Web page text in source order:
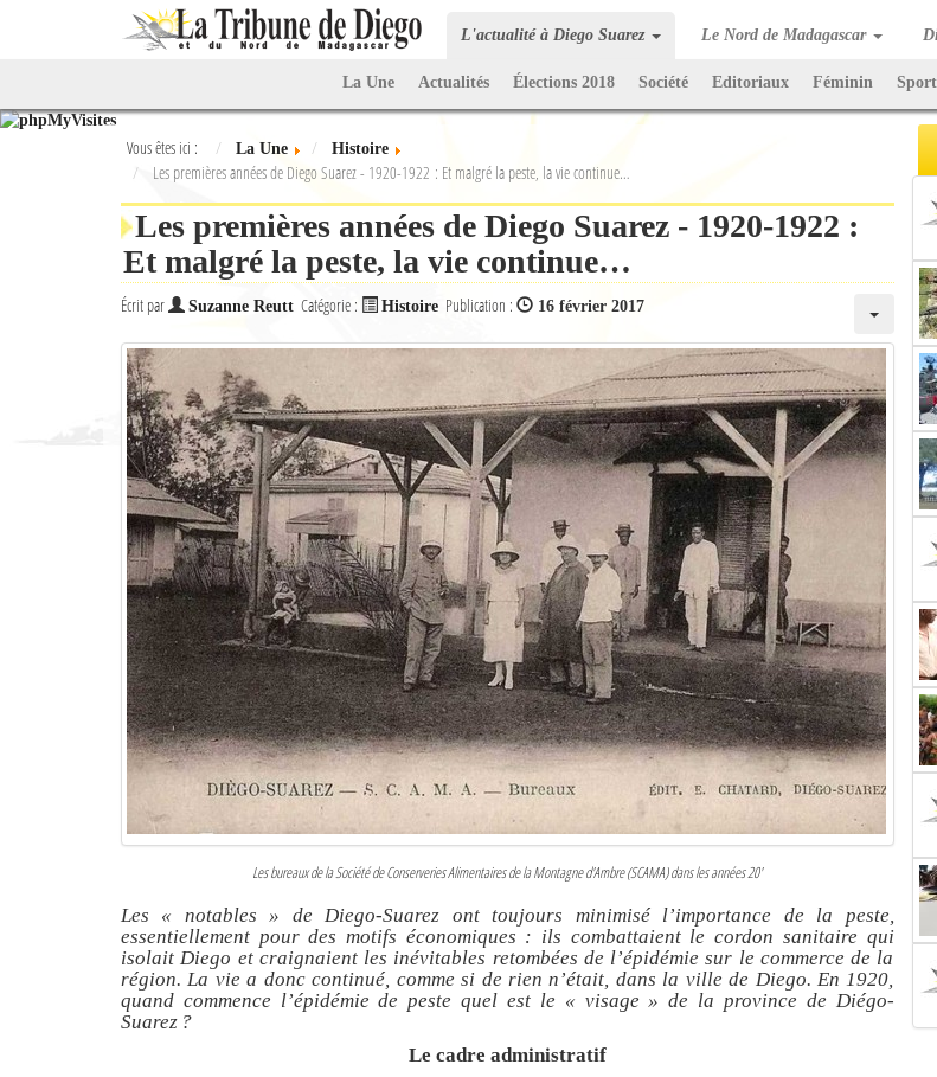
L'actualité à Diego Suarez Le Nord de Madagascar
La Une Actualités Élections 2018 Société Editoriaux Féminin
Vous êtes ici : La Une Histoire
Les premières années de Diego Suarez - 1920-1922 : Et malgré la peste, la vie continue…
Les premières années de Diego Suarez - 1920-1922 :
Et malgré la peste, la vie continue…
Écrit par Suzanne Reutt Catégorie : Histoire Publication : 16 février 2017
Les bureaux de la Société de Conserveries Alimentaires de la Montagne d'Ambre (SCAMA) dans les années 20'
Les « notables » de Diego-Suarez ont toujours minimisé l’importance de la peste,
essentiellement pour des motifs économiques : ils combattaient le cordon sanitaire qui
isolait Diego et craignaient les inévitables retombées de l’épidémie sur le commerce de la
région. La vie a donc continué, comme si de rien n’était, dans la ville de Diego. En 1920,
quand commence l’épidémie de peste quel est le « visage » de la province de Diégo-
Suarez ?
Le cadre administratif